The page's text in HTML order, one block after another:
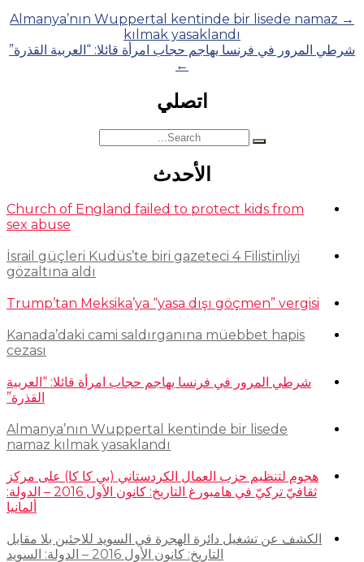
Posts
navigation
→
Almanya’nın Wuppertal kentinde bir lisede namaz
kılmak yasaklandı
شرطي المرور في فرنسا يهاجم حجاب امرأة قائلا: “العربية القذرة”
←
اتصلي
Search
for:
الأحدث
Church of England failed to protect kids from
sex abuse
İsrail güçleri Kudüs’te biri gazeteci 4 Filistinliyi
gözaltına aldı
Trump’tan Meksika’ya “yasa dışı göçmen” vergisi
Kanada’daki cami saldırganına müebbet hapis
cezası
شرطي المرور في فرنسا يهاجم حجاب امرأة قائلا: “العربية
القذرة”
Almanya’nın Wuppertal kentinde bir lisede
namaz kılmak yasaklandı
هجوم لتنظيم حزب العمال الكردستاني (بي كا كا) على مركز
ثقافيّ تركيّ في هامبورغ التاريخ: كانون الأول 2016 – الدولة:
ألمانيا
الكشف عن تشغيل دائرة الهجرة في السويد للاجئين بلا مقابل
التاريخ: كانون الأول 2016 – الدولة: السويد